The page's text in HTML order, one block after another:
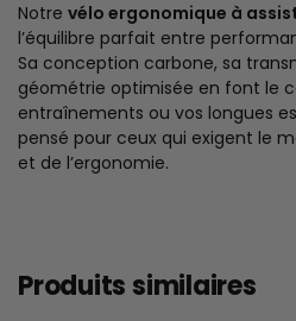
Notre vélo ergonomique à
l’équilibre parfait entre
Sa conception carbone, sa
géométrie optimisée en font le
entraînements ou vos longues
pensé pour ceux qui exigent le
et de l’ergonomie.
Produits similaires